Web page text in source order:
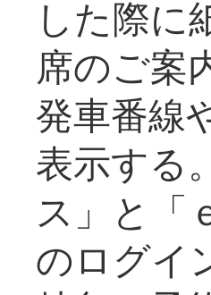
した際に
席のご案
発車番線
表示する
ス」と「
のログイ